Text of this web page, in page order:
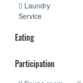
Laundry
Service
Eating
Participation